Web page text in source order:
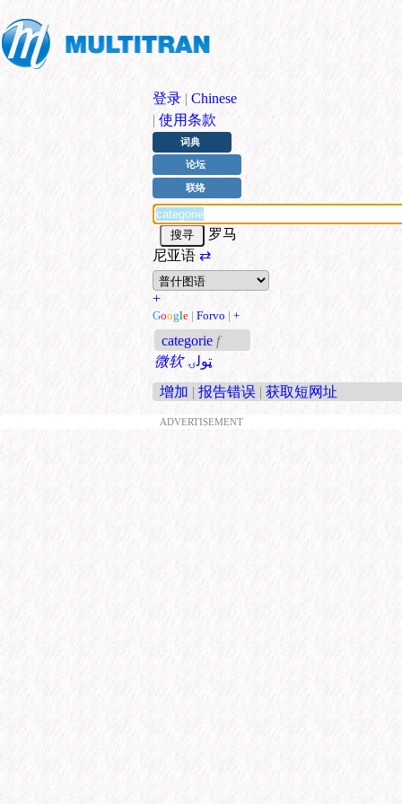
登录 | Chinese
| 使用条款
词典
论坛
联络
罗马
尼亚语 ⇄
+
Google | Forvo | +
categorie f
微软 ټولۍ
增加 | 报告错误 | 获取短网址
ADVERTISEMENT